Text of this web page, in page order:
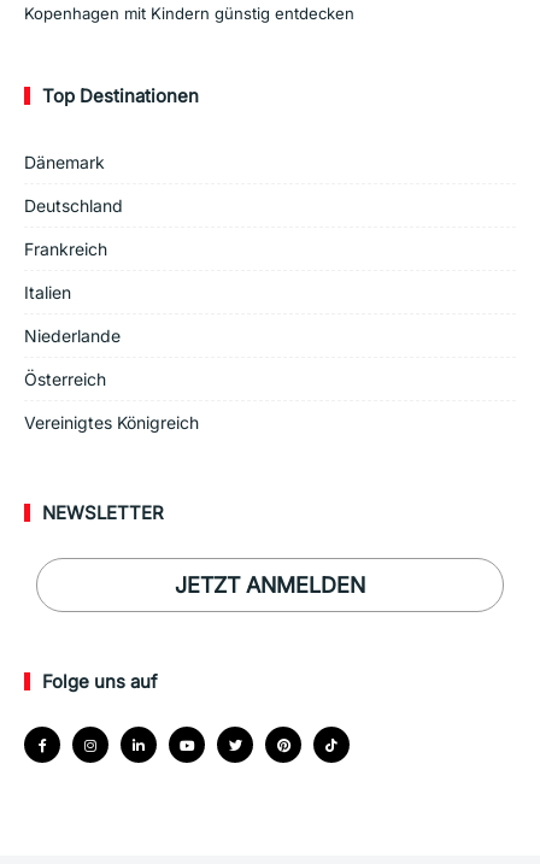
Kopenhagen mit Kindern günstig entdecken
Top Destinationen
Dänemark
Deutschland
Frankreich
Italien
Niederlande
Österreich
Vereinigtes Königreich
NEWSLETTER
JETZT ANMELDEN
Folge uns auf